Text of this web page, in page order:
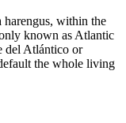
harengus, within the
known as Atlantic
del Atlántico or
the whole living